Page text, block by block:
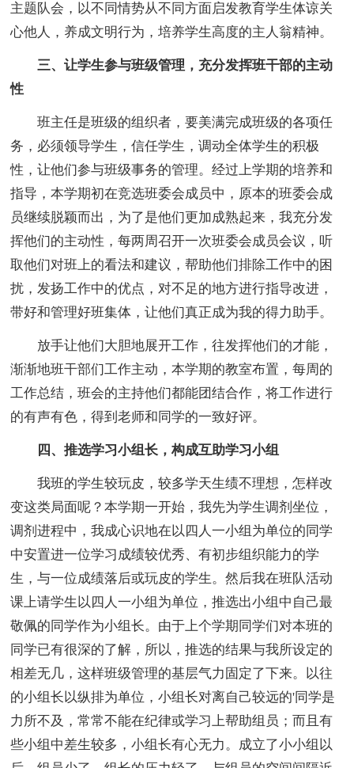
主题队会，以不同情势从不同方面启发教育学生体谅关
心他人，养成文明行为，培养学生高度的主人翁精神。
三、让学生参与班级管理，充分发挥班干部的主动
性
班主任是班级的组织者，要美满完成班级的各项任
务，必须领导学生，信任学生，调动全体学生的积极
性，让他们参与班级事务的管理。经过上学期的培养和
指导，本学期初在竞选班委会成员中，原本的班委会成
员继续脱颖而出，为了是他们更加成熟起来，我充分发
挥他们的主动性，每两周召开一次班委会成员会议，听
取他们对班上的看法和建议，帮助他们排除工作中的困
扰，发扬工作中的优点，对不足的地方进行指导改进，
带好和管理好班集体，让他们真正成为我的得力助手。
放手让他们大胆地展开工作，往发挥他们的才能，
渐渐地班干部们工作主动，本学期的教室布置，每周的
工作总结，班会的主持他们都能团结合作，将工作进行
的有声有色，得到老师和同学的一致好评。
四、推选学习小组长，构成互助学习小组
我班的学生较玩皮，较多学天生绩不理想，怎样改
变这类局面呢？本学期一开始，我先为学生调剂坐位，
调剂进程中，我成心识地在以四人一小组为单位的同学
中安置进一位学习成绩较优秀、有初步组织能力的学
生，与一位成绩落后或玩皮的学生。然后我在班队活动
课上请学生以四人一小组为单位，推选出小组中自己最
敬佩的同学作为小组长。由于上个学期同学们对本班的
同学已有很深的了解，所以，推选的结果与我所设定的
相差无几，这样班级管理的基层气力固定了下来。以往
的小组长以纵排为单位，小组长对离自己较远的'同学是
力所不及，常常不能在纪律或学习上帮助组员；而且有
些小组中差生较多，小组长有心无力。成立了小小组以